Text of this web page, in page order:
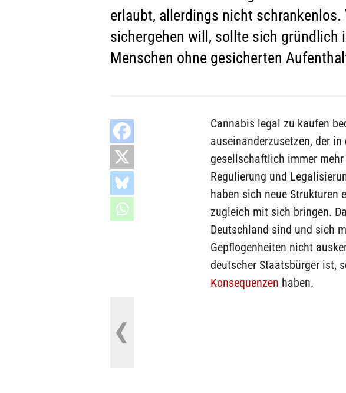
erlaubt, allerdings nicht schrankenlos.
sichergehen will, sollte sich gründlich
Menschen ohne gesicherten
Cannabis legal zu kaufen
auseinanderzusetzen, der
gesellschaftlich immer
Regulierung und
haben sich neue Strukturen
zugleich mit sich bringen.
Deutschland sind und sich
Gepflogenheiten nicht
deutscher Staatsbürger ist,
Konsequenzen haben.